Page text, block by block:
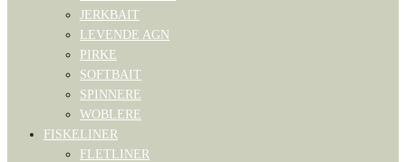
JERKBAIT
LEVENDE AGN
PIRKE
SOFTBAIT
SPINNERE
WOBLERE
FISKELINER
FLETLINER